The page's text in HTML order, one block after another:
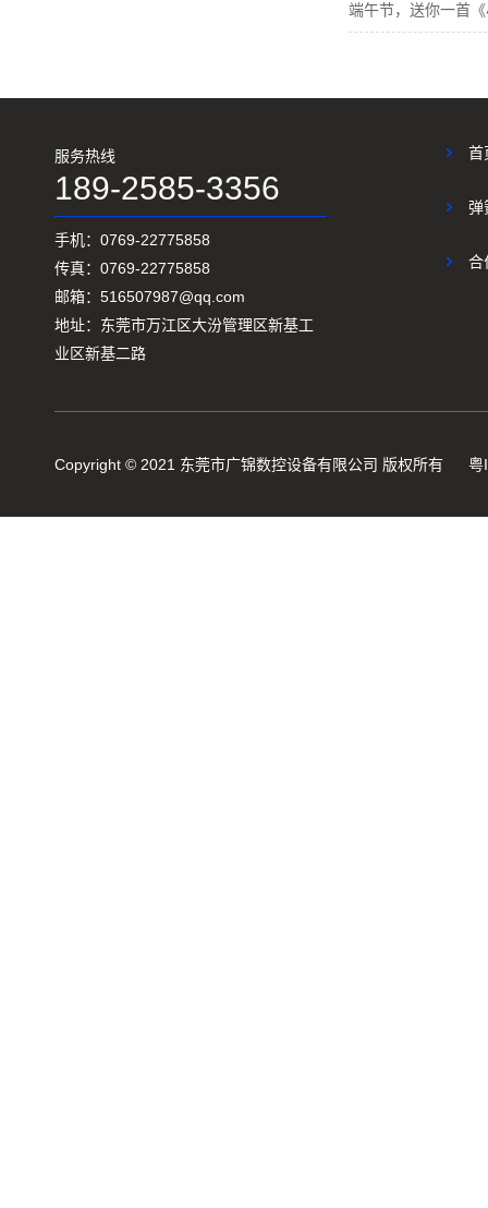
端午节，送你一首
服务热线
189-2585-3356
手机：0769-22775858
传真：0769-22775858
邮箱：516507987@qq.com
地址：东莞市万江区大汾管理区新基工
业区新基二路
首
弹
合
Copyright © 2021 东莞市广锦数控设备有限公司 版权所有 粤